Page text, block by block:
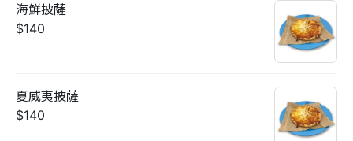
海鮮披薩
$140
夏威夷披薩
$140